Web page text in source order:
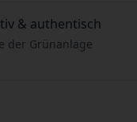
& authentisch
der Grünanlage